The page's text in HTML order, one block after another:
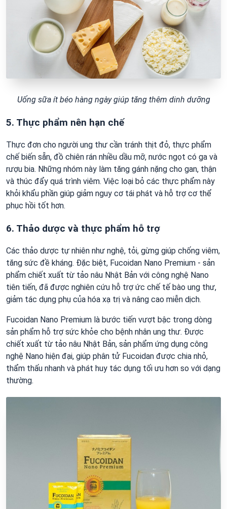
Uống sữa ít béo hàng ngày giúp tăng thêm dinh dưỡng
5. Thực phẩm nên hạn chế
Thực đơn cho người ung thư cần tránh thịt đỏ, thực phẩm
chế biến sẵn, đồ chiên rán nhiều dầu mỡ, nước ngọt có ga và
rượu bia. Những nhóm này làm tăng gánh nặng cho gan, thận
và thúc đẩy quá trình viêm. Việc loại bỏ các thực phẩm này
khỏi khẩu phần giúp giảm nguy cơ tái phát và hỗ trợ cơ thể
phục hồi tốt hơn.
6. Thảo dược và thực phẩm hỗ trợ
Các thảo dược tự nhiên như nghệ, tỏi, gừng giúp chống viêm,
tăng sức đề kháng. Đặc biệt, Fucoidan Nano Premium - sản
phẩm chiết xuất từ tảo nâu Nhật Bản với công nghệ Nano
tiên tiến, đã được nghiên cứu hỗ trợ ức chế tế bào ung thư,
giảm tác dụng phụ của hóa xạ trị và nâng cao miễn dịch.
Fucoidan Nano Premium là bước tiến vượt bậc trong dòng
sản phẩm hỗ trợ sức khỏe cho bệnh nhân ung thư. Được
chiết xuất từ tảo nâu Nhật Bản, sản phẩm ứng dụng công
nghệ Nano hiện đại, giúp phân tử Fucoidan được chia nhỏ,
thẩm thấu nhanh và phát huy tác dụng tối ưu hơn so với dạng
thường.